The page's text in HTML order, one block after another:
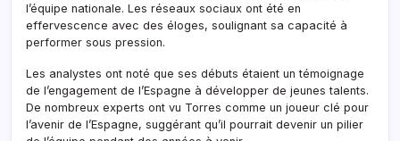
l’équipe nationale. Les réseaux sociaux ont été en
effervescence avec des éloges, soulignant sa capacité à
performer sous pression.
Les analystes ont noté que ses débuts étaient un témoignage
de l’engagement de l’Espagne à développer de jeunes talents.
De nombreux experts ont vu Torres comme un joueur clé pour
l’avenir de l’Espagne, suggérant qu’il pourrait devenir un pilier